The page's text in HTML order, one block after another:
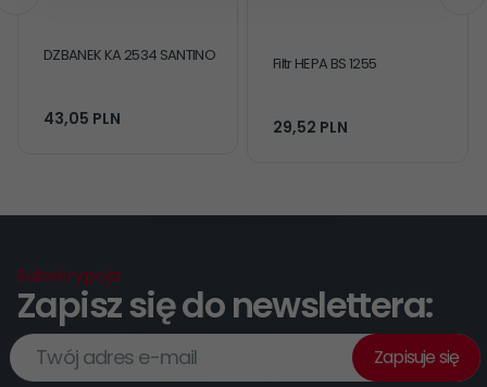
DZBANEK KA 2534 SANTINO
43,05 PLN
Filtr HEPA BS 1255
29,52 PLN
Subskrypcja
Zapisz się do newslettera:
Twój adres e-mail Zapisuje się